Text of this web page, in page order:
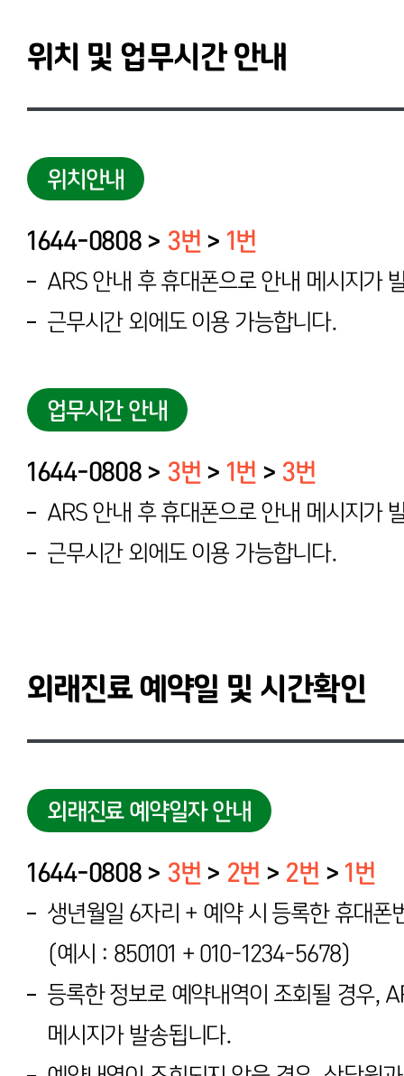
위치 및 업무시간 안내
위치안내
1644-0808 > 3번 > 1번
ARS 안내 후 휴대폰으로 안내 메시지가
근무시간 외에도 이용 가능합니다.
업무시간 안내
1644-0808 > 3번 > 1번 > 3번
ARS 안내 후 휴대폰으로 안내 메시지가
근무시간 외에도 이용 가능합니다.
외래진료 예약일 및 시간확인
외래진료 예약일자 안내
1644-0808 > 3번 > 2번 > 2번 > 1번
생년월일 6자리 + 예약 시 등록한 휴대폰
(예시 : 850101 + 010-1234-5678)
등록한 정보로 예약내역이 조회될 경우,
메시지가 발송됩니다.